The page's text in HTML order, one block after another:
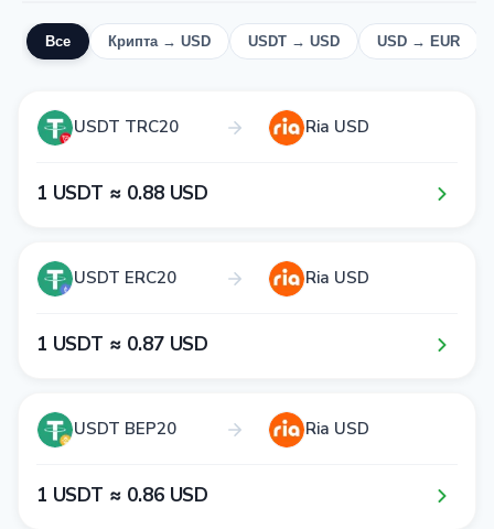
Все Крипта → USD USDT → USD USD → EUR
USDT TRC20 Ria USD
1​ USDT ≈ 0​.8​8​ USD
USDT ERC20 Ria USD
1​ USDT ≈ 0​.8​7​ USD
USDT BEP20 Ria USD
1​ USDT ≈ 0​.8​6​ USD